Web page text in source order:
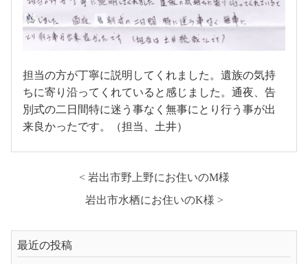
担当の方が丁寧に説明してくれました。遺族の気持
ちに寄り沿ってくれていると感じました。通夜、告
別式の二日間特に迷う事なく無事にとり行う事が出
来良かったです。（担当、土井）
< 岩出市野上野にお住いのM様
岩出市水栖にお住いのK様 >
最近の投稿